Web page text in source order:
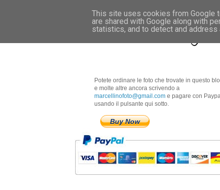
Marcellino
Potete ordinare le foto che trovate in questo
e molte altre ancora scrivendo a
marcellinofoto@gmail.com e pagare con
usando il pulsante qui sotto.
Buy Now
This site uses cookies from Google
are shared with Google along with
statistics, and to detect and address